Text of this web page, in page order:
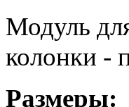
Модуль
колонки -
Размеры: